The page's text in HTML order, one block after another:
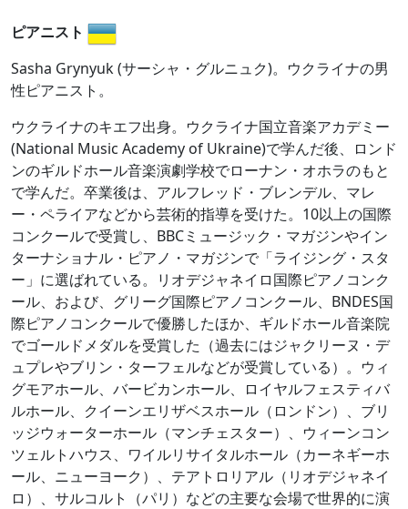
ピアニスト
Sasha Grynyuk (サーシャ・グルニュク)。ウクライナの男
性ピアニスト。
ウクライナのキエフ出身。ウクライナ国立音楽アカデミー
(National Music Academy of Ukraine)で学んだ後、ロンド
ンのギルドホール音楽演劇学校でローナン・オホラのもと
で学んだ。卒業後は、アルフレッド・ブレンデル、マレ
ー・ペライアなどから芸術的指導を受けた。10以上の国際
コンクールで受賞し、BBCミュージック・マガジンやイン
ターナショナル・ピアノ・マガジンで「ライジング・スタ
ー」に選ばれている。リオデジャネイロ国際ピアノコンク
ール、および、グリーグ国際ピアノコンクール、BNDES国
際ピアノコンクールで優勝したほか、ギルドホール音楽院
でゴールドメダルを受賞した（過去にはジャクリーヌ・デ
ュプレやブリン・ターフェルなどが受賞している）。ウィ
グモアホール、バービカンホール、ロイヤルフェスティバ
ルホール、クイーンエリザベスホール（ロンドン）、ブリ
ッジウォーターホール（マンチェスター）、ウィーンコン
ツェルトハウス、ワイルリサイタルホール（カーネギーホ
ール、ニューヨーク）、テアトロリアル（リオデジャネイ
ロ）、サルコルト（パリ）などの主要な会場で世界的に演